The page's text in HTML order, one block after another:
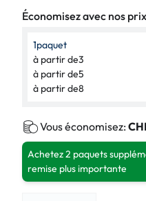
Économisez avec nos
1paquet
à partir de3
à partir de5
à partir de8
Vous économisez:
Achetez 2 paquets
remise plus importante